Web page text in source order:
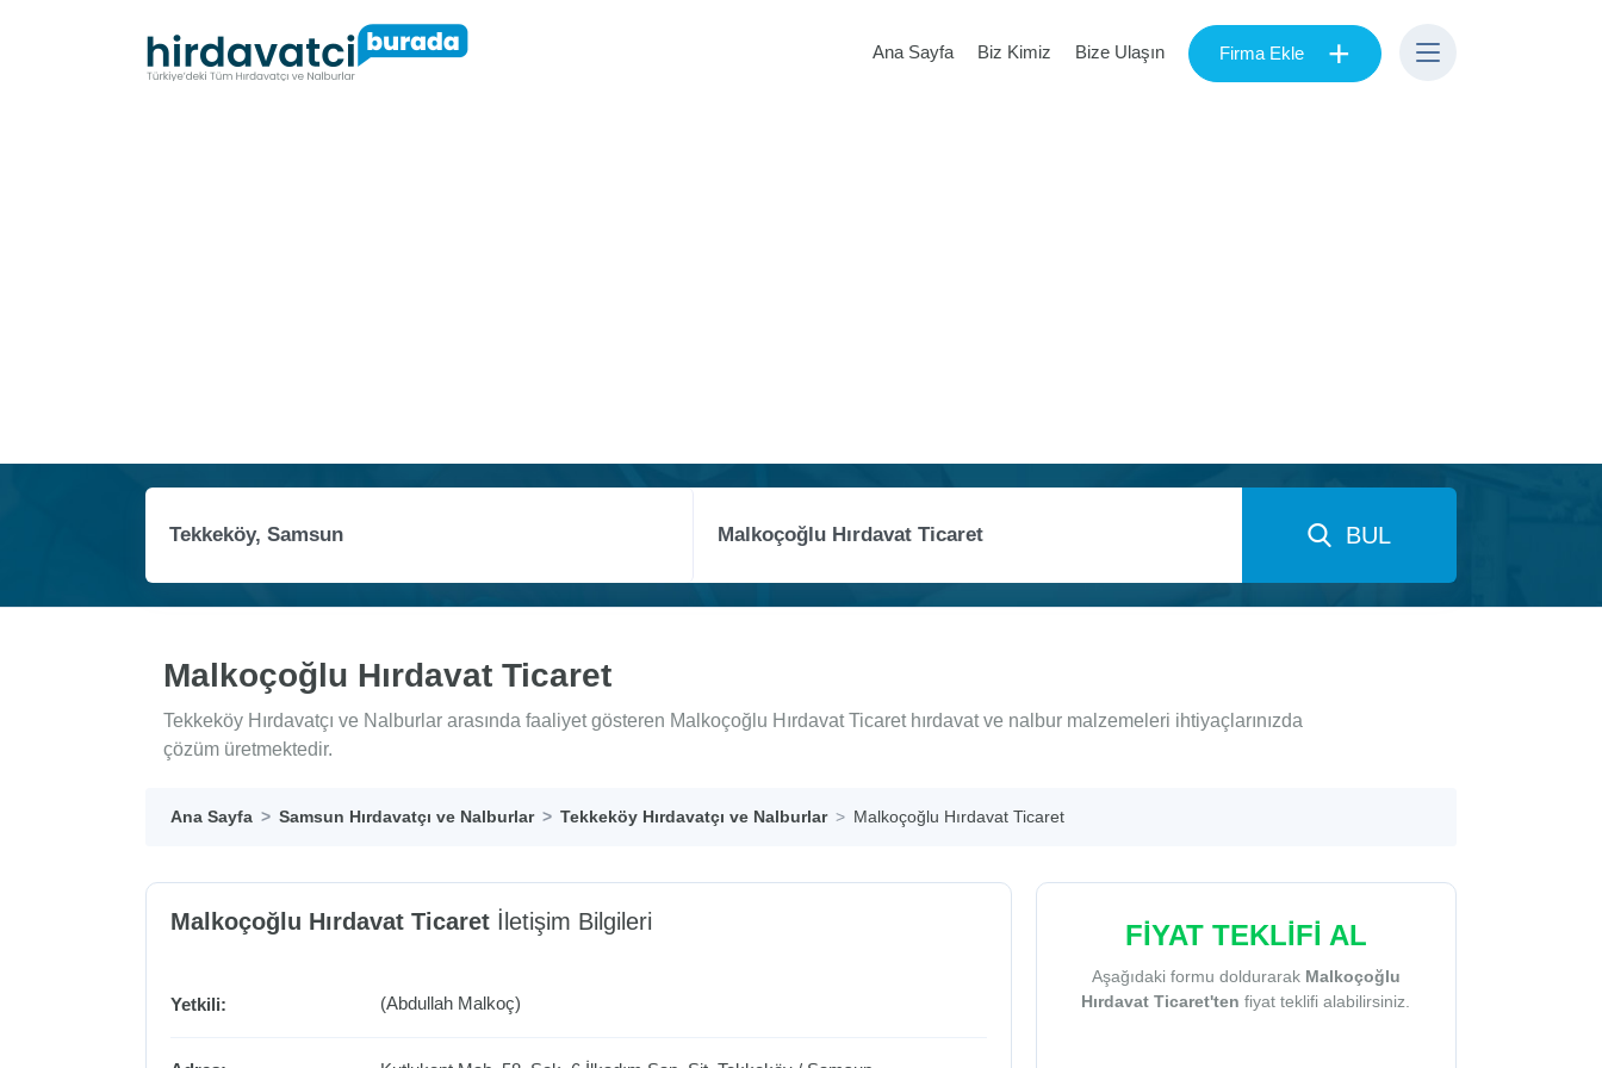
Ana Sayfa Biz Kimiz Bize Ulaşın Firma Ekle +
BUL
Malkoçoğlu Hırdavat Ticaret
Tekkeköy Hırdavatçı ve Nalburlar arasında faaliyet gösteren Malkoçoğlu Hırdavat Ticaret hırdavat ve nalbur malzemeleri ihtiyaçlarınızda
çözüm üretmektedir.
Ana Sayfa Samsun Hırdavatçı ve Nalburlar Tekkeköy Hırdavatçı ve Nalburlar Malkoçoğlu Hırdavat Ticaret
Malkoçoğlu Hırdavat Ticaret İletişim Bilgileri
Yetkili: (Abdullah Malkoç)
FİYAT TEKLİFİ AL
Aşağıdaki formu doldurarak Malkoçoğlu
Hırdavat Ticaret'ten fiyat teklifi alabilirsiniz.